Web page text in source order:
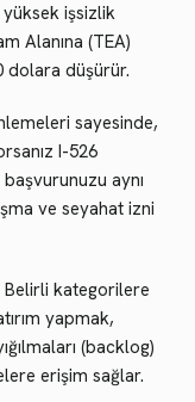
işsizlik
Alanına (TEA)
dolara düşürür.
sayesinde,
I-526
aynı
ve seyahat izni
Belirli kategorilere
yapmak,
(backlog)
erişim sağlar.